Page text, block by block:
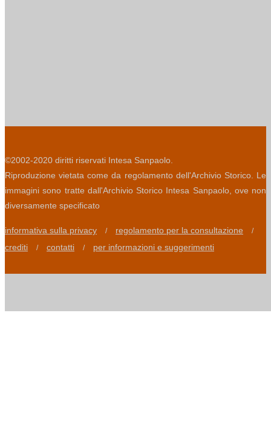
©2002-2020 diritti riservati Intesa Sanpaolo.
Riproduzione vietata come da regolamento dell'Archivio Storico. Le
immagini sono tratte dall'Archivio Storico Intesa Sanpaolo, ove non
diversamente specificato
informativa sulla privacy / regolamento per la consultazione /
crediti / contatti / per informazioni e suggerimenti